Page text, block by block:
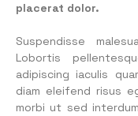
placerat dolor.
Suspendisse
Lobortis
adipiscing iaculis
diam eleifend risus
morbi ut sed